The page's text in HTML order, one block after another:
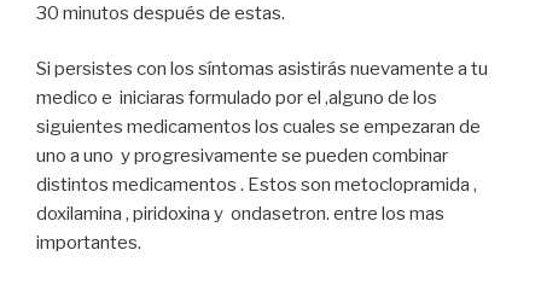
30 minutos después de estas.
Si persistes con los síntomas asistirás nuevamente a tu
medico e iniciaras formulado por el ,alguno de los
siguientes medicamentos los cuales se empezaran de
uno a uno y progresivamente se pueden combinar
distintos medicamentos . Estos son metoclopramida ,
doxilamina , piridoxina y ondasetron. entre los mas
importantes.